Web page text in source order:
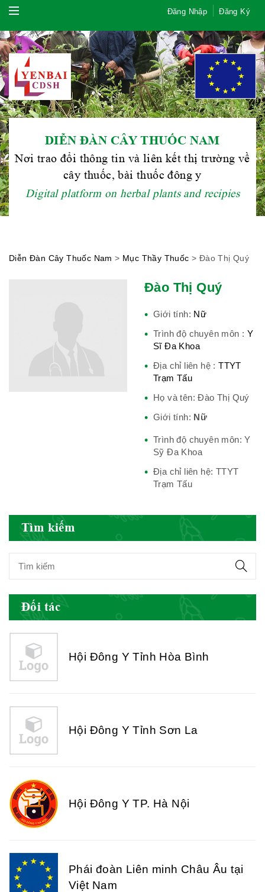
Đăng Nhập Đăng Ký
DIỄN ĐÀN CÂY THUỐC NAM
Nơi trao đổi thông tin và liên kết thị trường về
cây thuốc, bài thuốc đông y
Digital platform on herbal plants and recipies
Diễn Đàn Cây Thuốc Nam > Mục Thầy Thuốc > Đào Thị Quý
Đào Thị Quý
Giới tính: Nữ
Trình độ chuyên môn : Y
Sĩ Đa Khoa
Địa chỉ liên hệ :TTYT
Trạm Tấu
Họ và tên: Đào Thị Quý
Giới tính: Nữ
Trình độ chuyên môn: Y
Sỹ Đa Khoa
Địa chỉ liên hệ: TTYT
Trạm Tấu
Tìm kiếm
Đối tác
Hội Đông Y TP. Hà Nội
Hiệp hội bệnh viện tư nhân Việt
Hội Đông Y Tỉnh Yên Bái
Hội Đông Y Tỉnh Hòa Bình
Hội Đông Y Tỉnh Sơn La
Hội Đông Y TP. Hà Nội
Phái đoàn Liên minh Châu Âu tại
Việt Nam